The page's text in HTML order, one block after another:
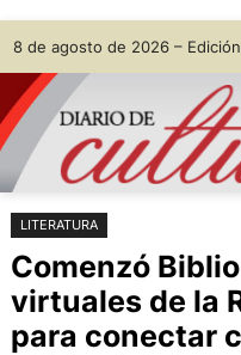
Saltar
al
contenido
Skip
to
content
8 de agosto de 2026 –
LITERATURA
Comenzó
virtuales de la
para conectar